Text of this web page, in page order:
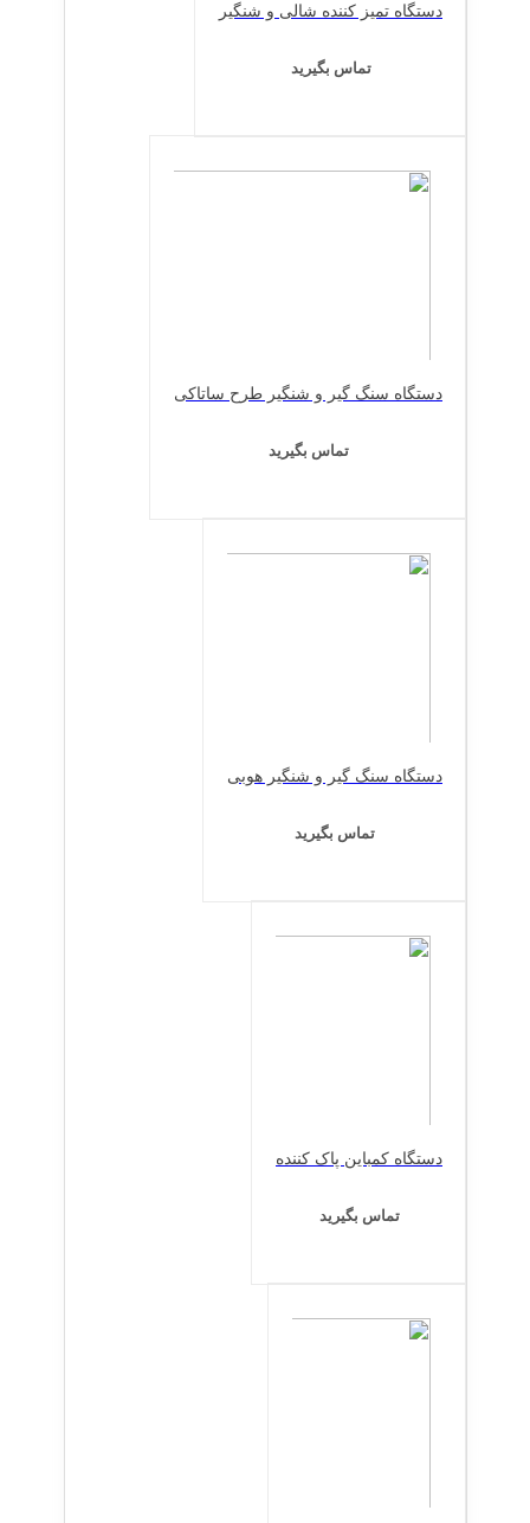
دستگاه تمیز کننده شالی و شنگیر
تماس بگیرید
دستگاه سنگ گیر و شنگیر طرح ساتاکی
تماس بگیرید
دستگاه سنگ گیر و شنگیر هوبی
تماس بگیرید
دستگاه کمباین پاک کننده
تماس بگیرید